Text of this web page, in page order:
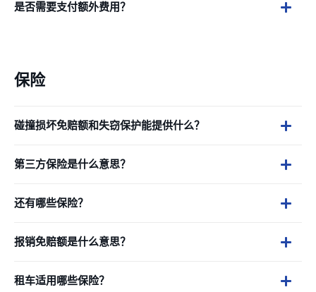
是否需要支付额外费用？
保险
碰撞损坏免赔额和失窃保护能提供什么？
第三方保险是什么意思？
还有哪些保险？
报销免赔额是什么意思？
租车适用哪些保险？